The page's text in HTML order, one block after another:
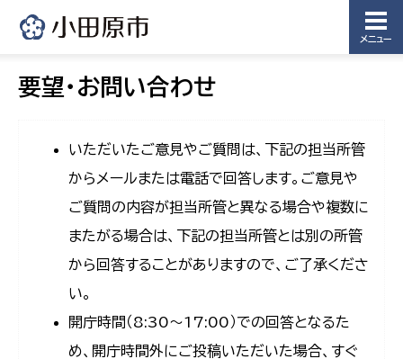
メニュー
要望・お問い合わせ
いただいたご意見やご質問は、下記の担当所管
からメールまたは電話で回答します。ご意見や
ご質問の内容が担当所管と異なる場合や複数に
またがる場合は、下記の担当所管とは別の所管
から回答することがありますので、ご了承くださ
い。
開庁時間（8:30〜17:00）での回答となるた
め、開庁時間外にご投稿いただいた場合、すぐ